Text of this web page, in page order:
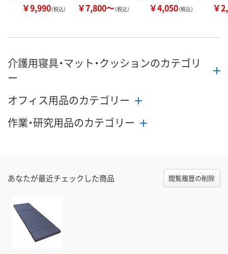
￥9,990（税込） ￥7,800～（税込） ￥4,050（税込） ￥
介護用寝具・マット・クッションのカテゴリ
ー
オフィス用品のカテゴリー
作業・研究用品のカテゴリー
あなたが最近チェックした商品 閲覧履歴の削除